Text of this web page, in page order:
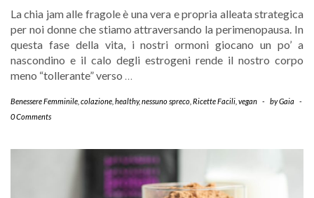
La chia jam alle fragole è una vera e propria alleata strategica
per noi donne che stiamo attraversando la perimenopausa. In
questa fase della vita, i nostri ormoni giocano un po’ a
nascondino e il calo degli estrogeni rende il nostro corpo
meno “tollerante” verso …
Benessere Femminile colazione healthy,nessuno spreco Ricette Facili vegan - byGaia
-
0 Comments